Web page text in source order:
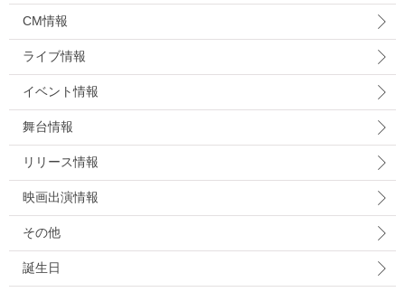
CM情報
ライブ情報
イベント情報
舞台情報
リリース情報
映画出演情報
その他
誕生日